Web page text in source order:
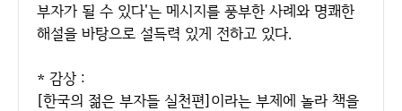
부자가 될 수 있다'는 메시지를 풍부한 사례와 명쾌한
해설을 바탕으로 설득력 있게 전하고 있다.
* 감상 :
[한국의 젊은 부자들 실천편]이라는 부제에 놀라 책을